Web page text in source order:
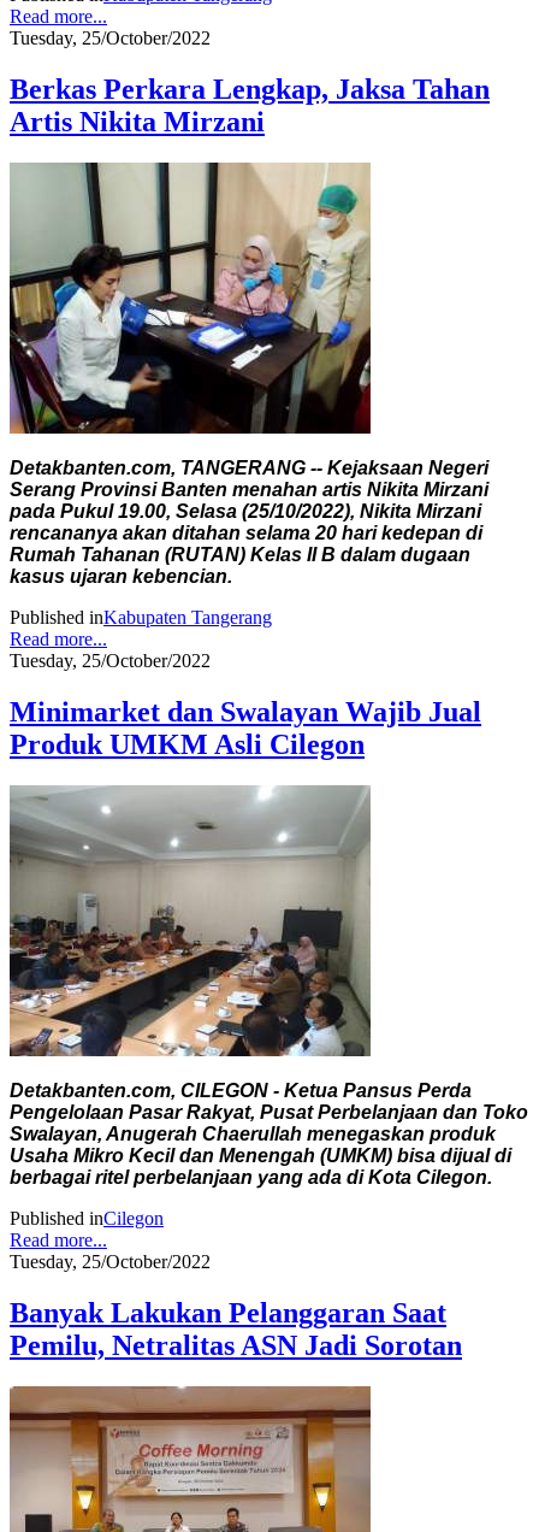
Read more...
Tuesday, 25/October/2022
Berkas Perkara Lengkap, Jaksa Tahan
Artis Nikita Mirzani
Detakbanten.com, TANGERANG -- Kejaksaan Negeri
Serang Provinsi Banten menahan artis Nikita Mirzani
pada Pukul 19.00, Selasa (25/10/2022), Nikita Mirzani
rencananya akan ditahan selama 20 hari kedepan di
Rumah Tahanan (RUTAN) Kelas II B dalam dugaan
kasus ujaran kebencian.
Published inKabupaten Tangerang
Read more...
Tuesday, 25/October/2022
Minimarket dan Swalayan Wajib Jual
Produk UMKM Asli Cilegon
Detakbanten.com, CILEGON - Ketua Pansus Perda
Pengelolaan Pasar Rakyat, Pusat Perbelanjaan dan Toko
Swalayan, Anugerah Chaerullah menegaskan produk
Usaha Mikro Kecil dan Menengah (UMKM) bisa dijual di
berbagai ritel perbelanjaan yang ada di Kota Cilegon.
Published inCilegon
Read more...
Tuesday, 25/October/2022
Banyak Lakukan Pelanggaran Saat
Pemilu, Netralitas ASN Jadi Sorotan